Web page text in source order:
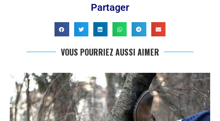
Partager
VOUS POURRIEZ AUSSI AIMER